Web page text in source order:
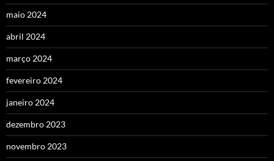
maio 2024
abril 2024
março 2024
fevereiro 2024
janeiro 2024
dezembro 2023
novembro 2023